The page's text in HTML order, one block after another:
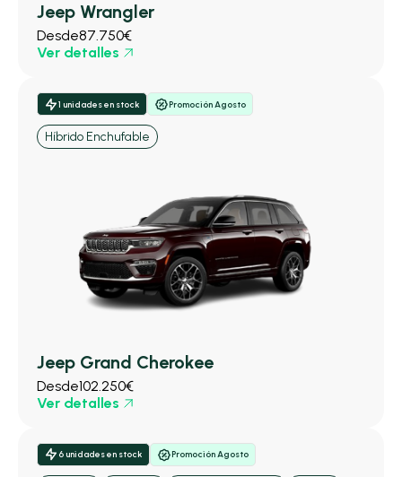
Jeep Wrangler
Desde87.750€
Ver detalles
1 unidades en stock Promoción Agosto
Híbrido Enchufable
Jeep Grand Cherokee
Desde102.250€
Ver detalles
6 unidades en stock Promoción Agosto